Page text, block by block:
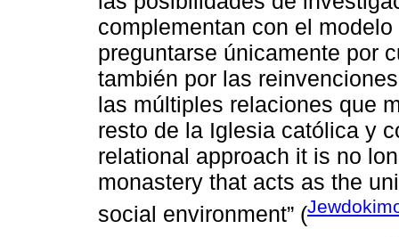
complementan con el
preguntarse únicamente por
también por las
las múltiples relaciones que
resto de la Iglesia católica y
relational approach it is no
monastery that acts as the
social environment” (